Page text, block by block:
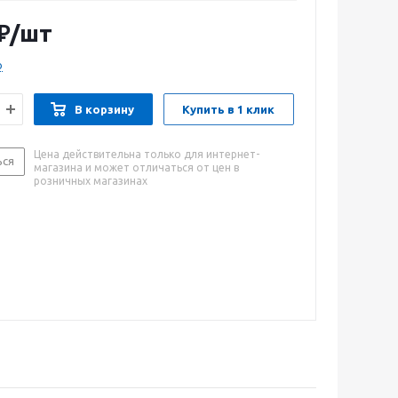
запуска. Воздушное охлаждение продлевает
/шт
В корзину Купить в 1 клик
Цена действительна только для интернет-
магазина и может отличаться от цен в
розничных магазинах